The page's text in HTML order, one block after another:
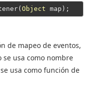
Object
de mapeo de eventos,
usa como nombre
usa como función de